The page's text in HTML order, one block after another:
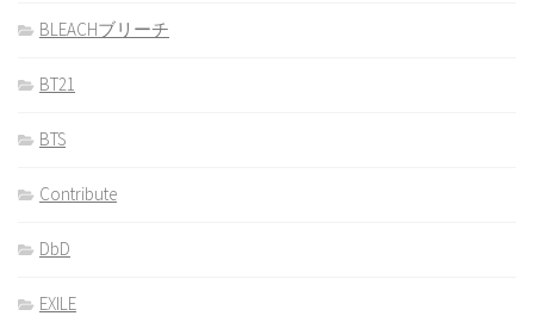
BLEACHブリーチ
BT21
BTS
Contribute
DbD
EXILE